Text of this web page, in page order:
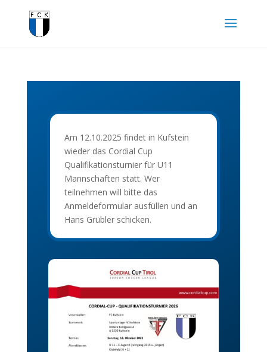
Am 12.10.2025 findet in Kufstein
wieder das Cordial Cup
Qualifikationsturnier für U11
Mannschaften statt. Wer
teilnehmen will bitte das
Anmeldeformular ausfüllen und an
Hans Grübler schicken.